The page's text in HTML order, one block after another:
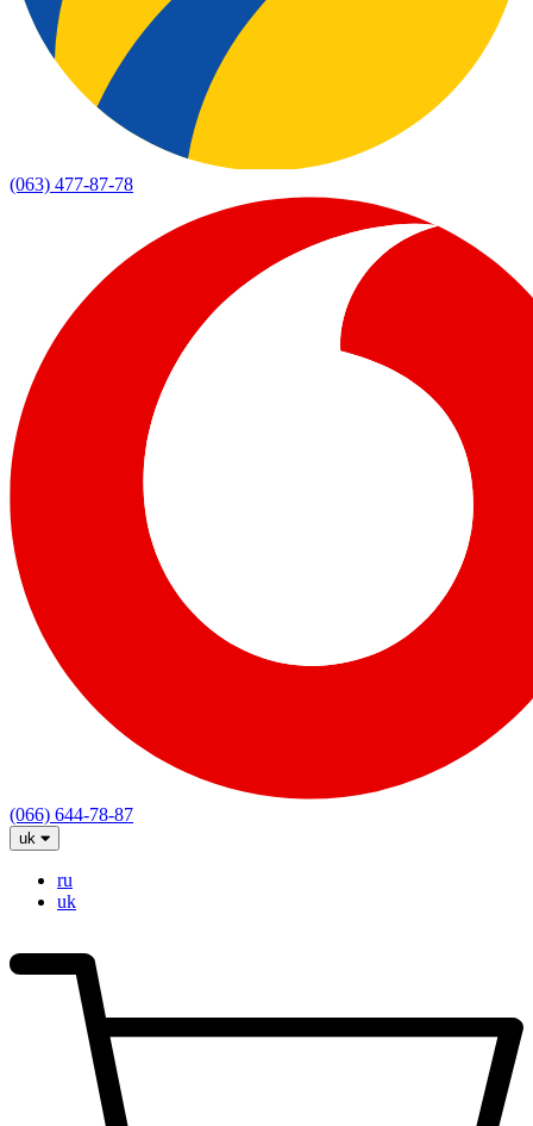
(063) 477-87-78
(066) 644-78-87
uk
ru
uk